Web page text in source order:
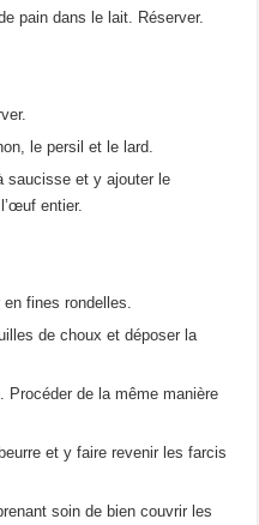
pain dans le lait. Réserver.
le persil et le lard.
saucisse et y ajouter le
entier.
fines rondelles.
de choux et déposer la
Procéder de la même manière
et y faire revenir les farcis
soin de bien couvrir les